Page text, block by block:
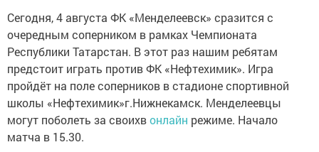
Сегодня, 4 августа ФК «Менделеевск» сразится с
очередным соперником в рамках Чемпионата
Республики Татарстан. В этот раз нашим ребятам
предстоит играть против ФК «Нефтехимик». Игра
пройдёт на поле соперников в стадионе спортивной
школы «Нефтехимик»г.Нижнекамск. Менделеевцы
могут поболеть за своихвонлайн режиме. Начало
матча в 15.30.